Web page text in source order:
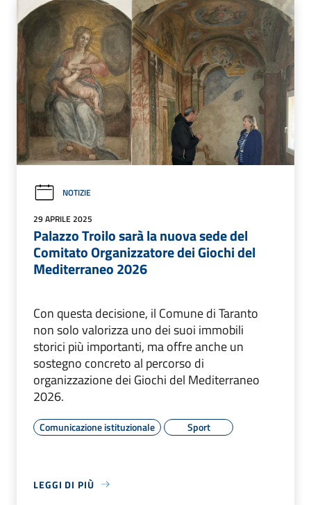
NOTIZIE
29 APRILE 2025
Palazzo Troilo sarà la nuova sede del
Comitato Organizzatore dei Giochi del
Mediterraneo 2026
Con questa decisione, il Comune di Taranto
non solo valorizza uno dei suoi immobili
storici più importanti, ma offre anche un
sostegno concreto al percorso di
organizzazione dei Giochi del Mediterraneo
2026.
Comunicazione istituzionale Sport
LEGGI DI PIÙ